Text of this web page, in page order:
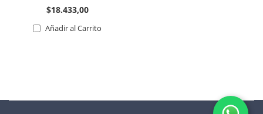
$18.433,00
Añadir al Carrito